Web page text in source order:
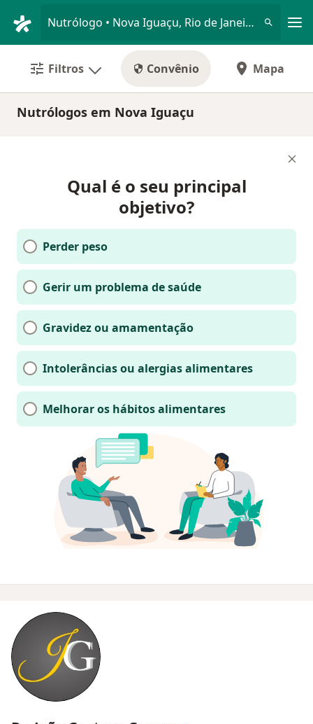
Nutrólogo • Nova Iguaçu, Rio de Janeiro RJ
Filtros Convênio Mapa
Nutrólogos em Nova Iguaçu
Qual é o seu principal
objetivo?
Perder peso
Gerir um problema de saúde
Gravidez ou amamentação
Intolerâncias ou alergias alimentares
Melhorar os hábitos alimentares